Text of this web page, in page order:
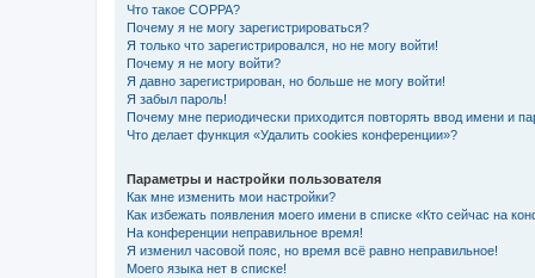
Что такое COPPA?
Почему я не могу зарегистрироваться?
Я только что зарегистрировался, но не могу войти!
Почему я не могу войти?
Я давно зарегистрирован, но больше не могу войти!
Я забыл пароль!
Почему мне периодически приходится повторять ввод имени и
Что делает функция «Удалить cookies конференции»?
Параметры и настройки пользователя
Как мне изменить мои настройки?
Как избежать появления моего имени в списке «Кто сейчас на
На конференции неправильное время!
Я изменил часовой пояс, но время всё равно неправильное!
Моего языка нет в списке!